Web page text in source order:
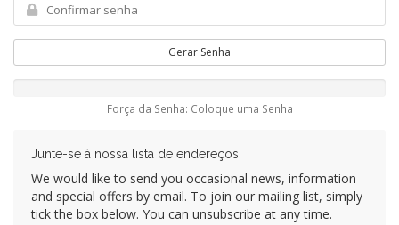
Gerar Senha
Força da Senha: Coloque uma Senha
Junte-se à nossa lista de endereços
We would like to send you occasional news, information
and special offers by email. To join our mailing list, simply
tick the box below. You can unsubscribe at any time.